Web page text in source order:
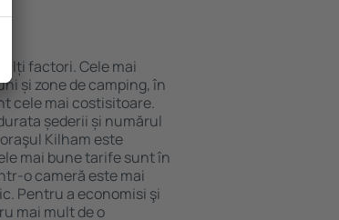
factori. Cele mai
și zone de camping, în
cele mai costisitoare.
șederii și numărul
Kilham este
mai bune tarife sunt în
o cameră este mai
Pentru a economisi şi
mai mult de o